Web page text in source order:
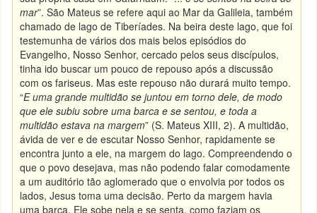
mar”. São Mateus se refere aqui ao Mar da Galileia, também
chamado de lago de Tiberíades. Na beira deste lago, que foi
testemunha de vários dos mais belos episódios do
Evangelho, Nosso Senhor, cercado pelos seus discípulos,
tinha ido buscar um pouco de repouso após a discussão
com os fariseus. Mas este repouso não durará muito tempo.
“E uma grande multidão se juntou em torno dele, de modo
que ele subiu sobre uma barca e se sentou, e toda a
multidão estava na margem” (S. Mateus XIII, 2). A multidão,
ávida de ver e de escutar Nosso Senhor, rapidamente se
encontra junto a ele, na margem do lago. Compreendendo o
que o povo desejava, mas não podendo falar comodamente
a um auditório tão aglomerado que o envolvia por todos os
lados, Jesus toma uma decisão. Perto da margem havia
uma barca. Ele sobe nela e se senta, como faziam os